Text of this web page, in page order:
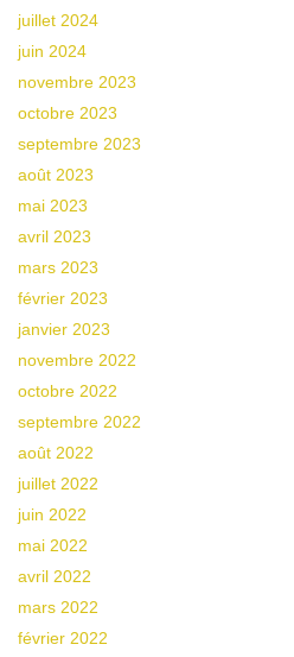
juillet 2024
juin 2024
novembre 2023
octobre 2023
septembre 2023
août 2023
mai 2023
avril 2023
mars 2023
février 2023
janvier 2023
novembre 2022
octobre 2022
septembre 2022
août 2022
juillet 2022
juin 2022
mai 2022
avril 2022
mars 2022
février 2022